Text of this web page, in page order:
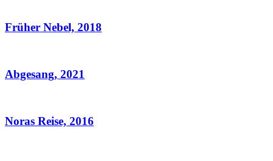
Früher Nebel, 2018
Abgesang, 2021
Noras Reise, 2016